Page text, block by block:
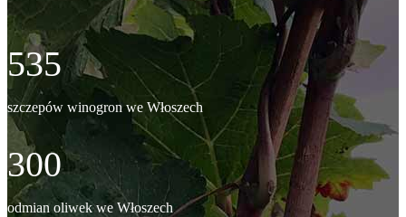
535
szczepów winogron we Włoszech
300
odmian oliwek we Włoszech